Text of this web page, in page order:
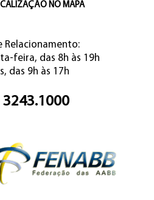
NO MAPA
Relacionamento:
feira, das 8h às 19h
das 9h às 17h
3243.1000